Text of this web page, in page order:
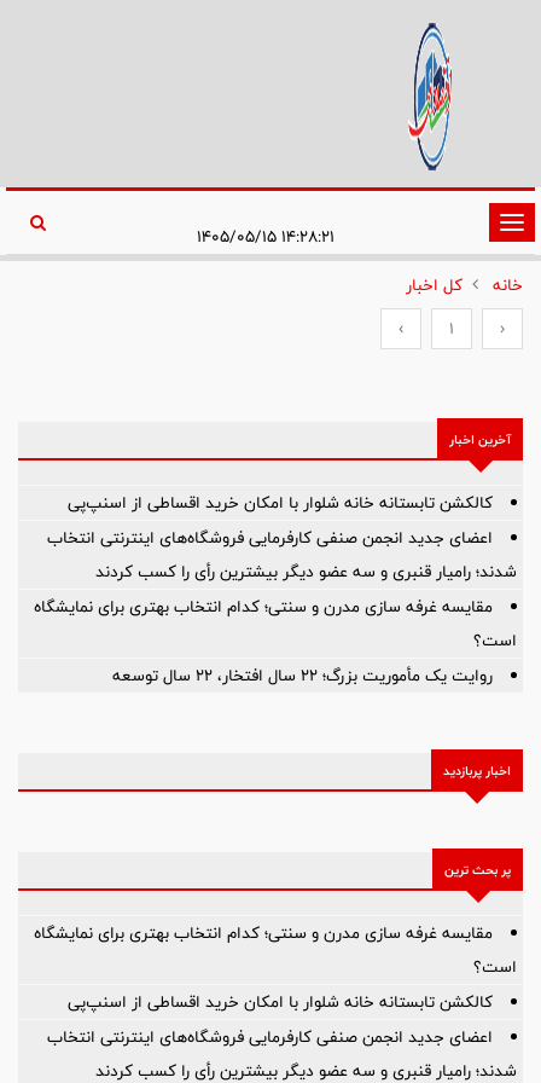
تغییر
وضعیت
ناوبری
خانه
کل اخبار
‹
1
›
آخرین اخبار
کالکشن تابستانه خانه شلوار با امکان خرید اقساطی از اسنپ‌پی
اعضای جدید انجمن صنفی کارفرمایی فروشگاه‌های اینترنتی انتخاب
شدند؛ رامیار قنبری و سه عضو دیگر بیشترین رأی را کسب کردند
مقایسه غرفه سازی مدرن و سنتی؛ کدام انتخاب بهتری برای نمایشگاه
است؟
روایت یک مأموریت بزرگ؛ ۲۲ سال افتخار، ۲۲ سال توسعه
اخبار پربازدید
پر بحث ترین
مقایسه غرفه سازی مدرن و سنتی؛ کدام انتخاب بهتری برای نمایشگاه
است؟
کالکشن تابستانه خانه شلوار با امکان خرید اقساطی از اسنپ‌پی
اعضای جدید انجمن صنفی کارفرمایی فروشگاه‌های اینترنتی انتخاب
شدند؛ رامیار قنبری و سه عضو دیگر بیشترین رأی را کسب کردند